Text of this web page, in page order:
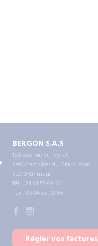
BERGON S.A.S
188 avenue du Peyrat
Parc d'activités du Grand Pont
83310 Grimaud
Tél. : 04 94 55 08 55
Fax : 04 94 55 08 56
Régler vos factures